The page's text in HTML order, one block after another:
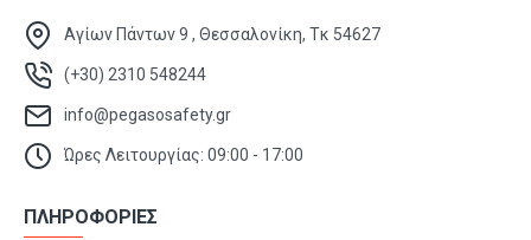
Αγίων Πάντων 9 , Θεσσαλονίκη, Τκ 54627
(+30) 2310 548244
info@pegasosafety.gr
Ώρες Λειτουργίας: 09:00 - 17:00
ΠΛΗΡΟΦΟΡΙΕΣ